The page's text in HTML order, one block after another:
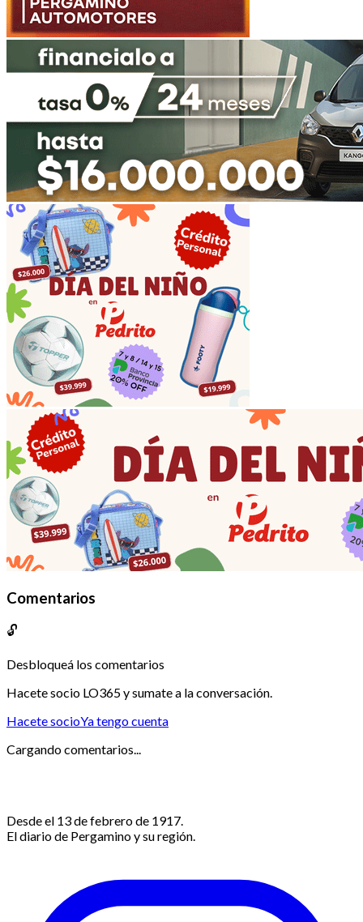
Comentarios
🔓
Desbloqueá los comentarios
Hacete socio LO365 y sumate a la conversación.
Hacete socioYa tengo cuenta
Cargando comentarios...
Desde el 13 de febrero de 1917.
El diario de Pergamino y su región.